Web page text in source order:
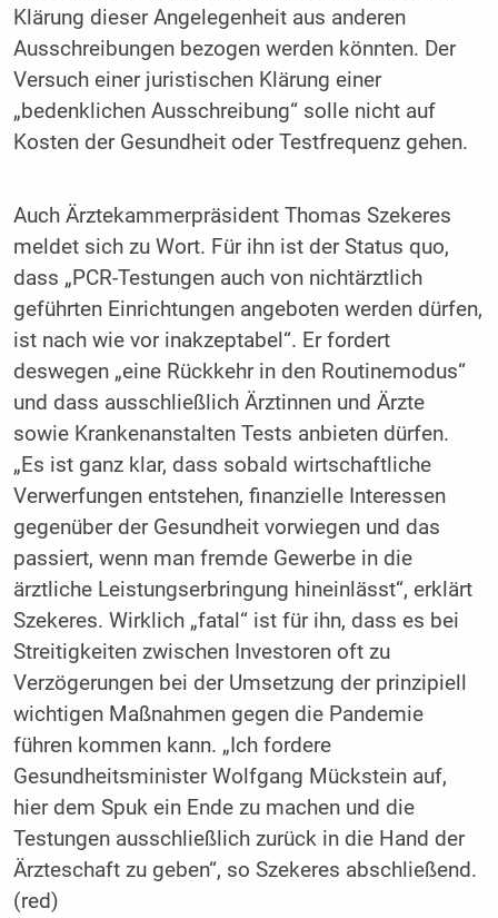
Klärung dieser Angelegenheit aus anderen
Ausschreibungen bezogen werden könnten. Der
Versuch einer juristischen Klärung einer
„bedenklichen Ausschreibung“ solle nicht auf
Kosten der Gesundheit oder Testfrequenz gehen.
Auch Ärztekammerpräsident Thomas Szekeres
meldet sich zu Wort. Für ihn ist der Status quo,
dass „PCR-Testungen auch von nichtärztlich
geführten Einrichtungen angeboten werden dürfen,
ist nach wie vor inakzeptabel“. Er fordert
deswegen „eine Rückkehr in den Routinemodus“
und dass ausschließlich Ärztinnen und Ärzte
sowie Krankenanstalten Tests anbieten dürfen.
„Es ist ganz klar, dass sobald wirtschaftliche
Verwerfungen entstehen, finanzielle Interessen
gegenüber der Gesundheit vorwiegen und das
passiert, wenn man fremde Gewerbe in die
ärztliche Leistungserbringung hineinlässt“, erklärt
Szekeres. Wirklich „fatal“ ist für ihn, dass es bei
Streitigkeiten zwischen Investoren oft zu
Verzögerungen bei der Umsetzung der prinzipiell
wichtigen Maßnahmen gegen die Pandemie
führen kommen kann. „Ich fordere
Gesundheitsminister Wolfgang Mückstein auf,
hier dem Spuk ein Ende zu machen und die
Testungen ausschließlich zurück in die Hand der
Ärzteschaft zu geben“, so Szekeres abschließend.
(red)